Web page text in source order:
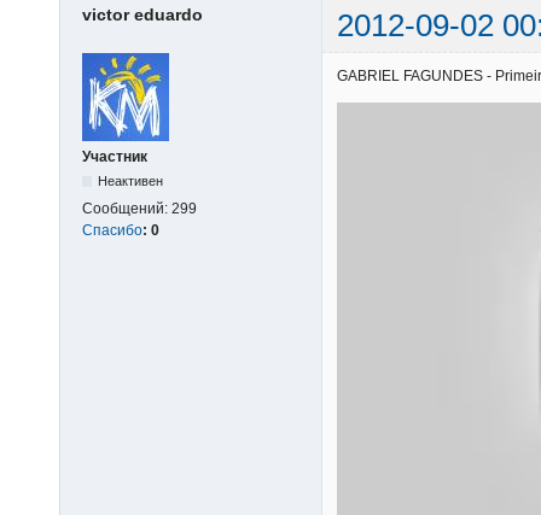
victor eduardo 2012-09-02
Участник
Неактивен
Сообщений: 299
Спасибо: 0
GABRIEL FAGUNDES -